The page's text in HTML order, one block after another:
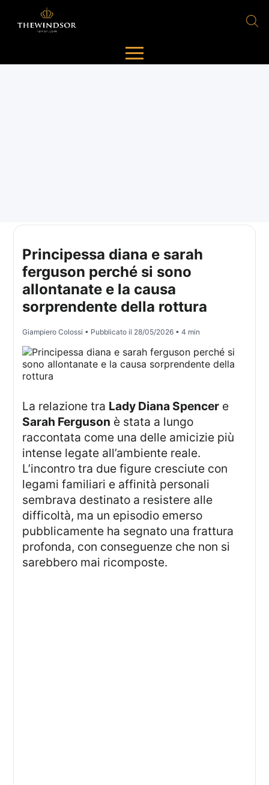
Principessa diana e sarah
ferguson perché si sono
allontanate e la causa
sorprendente della rottura
Giampiero Colossi • Pubblicato il 28/05/2026 • 4 min
La relazione tra Lady Diana Spencer e
Sarah Ferguson è stata a lungo
raccontata come una delle amicizie più
intense legate all’ambiente reale.
L’incontro tra due figure cresciute con
legami familiari e affinità personali
sembrava destinato a resistere alle
difficoltà, ma un episodio emerso
pubblicamente ha segnato una frattura
profonda, con conseguenze che non si
sarebbero mai ricomposte.